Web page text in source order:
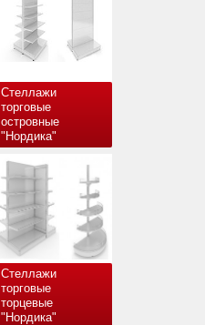
Стеллажи
торговые
островные
"Нордика"
Стеллажи
торговые
торцевые
"Нордика"